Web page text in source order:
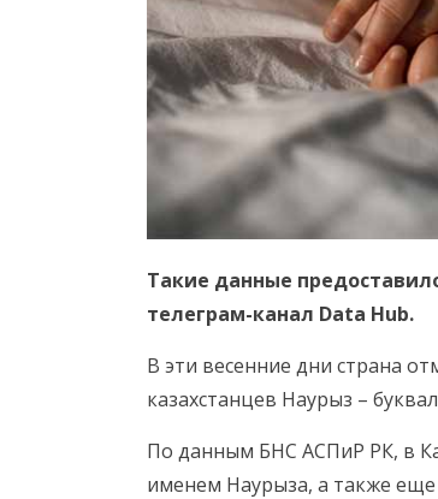
Такие данные
телеграм-канал Data Hub.
В эти весенние дни страна
казахстанцев Наурыз –
По данным БНС АСПиР РК, в
именем Наурыза, а также